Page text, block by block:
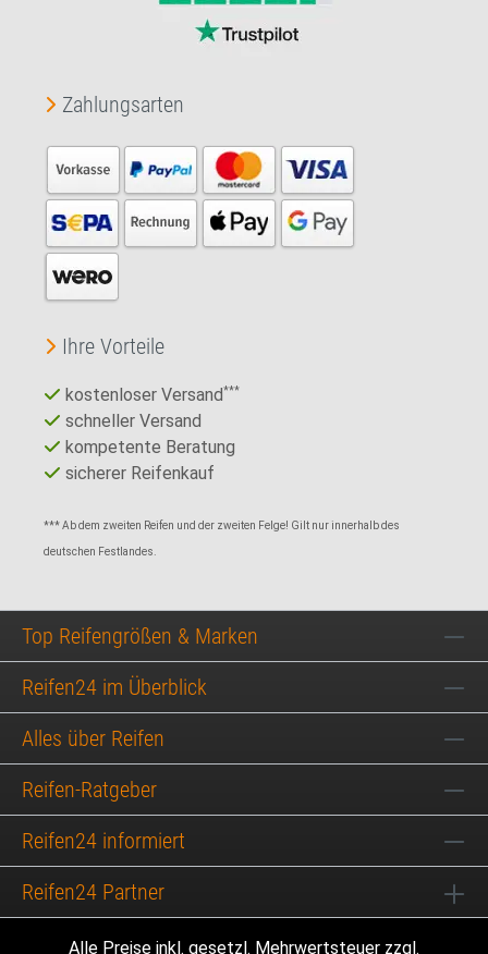
Zahlungsarten
Ihre Vorteile
kostenloser Versand***
schneller Versand
kompetente Beratung
sicherer Reifenkauf
*** Ab dem zweiten Reifen und der zweiten Felge! Gilt nur innerhalb des
deutschen Festlandes.
Top Reifengrößen & Marken
Reifen24 im Überblick
Alles über Reifen
Reifen-Ratgeber
Reifen24 informiert
Reifen24 Partner
Alle Preise inkl. gesetzl. Mehrwertsteuer zzgl.